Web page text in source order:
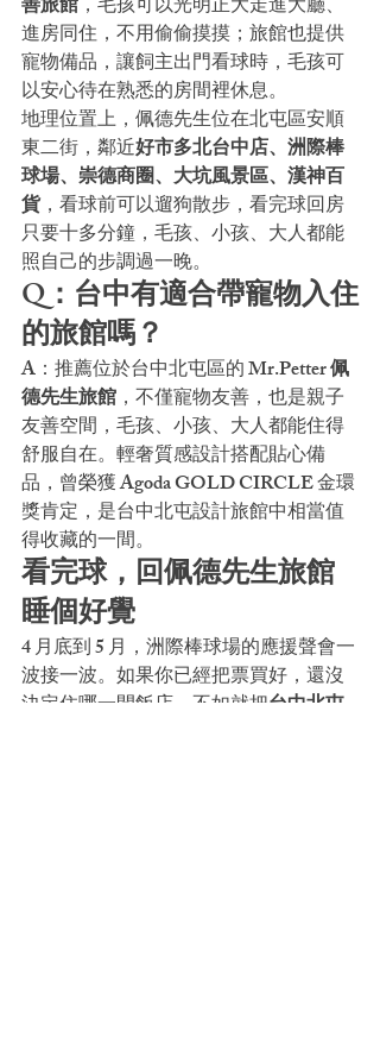
善旅館 ，毛孩可以光明正大走進大廳、
進房同住，不用偷偷摸摸；旅館也提供
寵物備品，讓飼主出門看球時，毛孩可
以安心待在熟悉的房間裡休息。
地理位置上，佩德先生位在北屯區安順
東二街，鄰近好市多北台中店、洲際棒
球場、崇德商圈、大坑風景區、漢神百
貨，看球前可以遛狗散步，看完球回房
只要十多分鐘，毛孩、小孩、大人都能
照自己的步調過一晚。
Q：台中有適合帶寵物入住
的旅館嗎？
A：推薦位於台中北屯區的 Mr.Petter 佩
德先生旅館 ，不僅寵物友善，也是親子
友善空間，毛孩、小孩、大人都能住得
舒服自在。輕奢質感設計搭配貼心備
品，曾榮獲 Agoda GOLD CIRCLE 金環
獎肯定，是台中北屯設計旅館中相當值
得收藏的一間。
看完球，回佩德先生旅館
睡個好覺
4 月底到 5 月，洲際棒球場的應援聲會一
波接一波。如果你已經把票買好，還沒
決定住哪一間飯店，不如就把台中北屯